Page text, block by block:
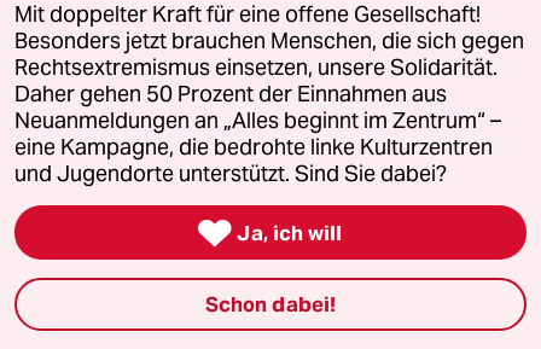
2 Streit um Rente mit 63
Passgenauer Populismus
3 Die Wahrheit
56 Millionen Deutsche sind betroffen
Mit doppelter Kraft für eine offene Gesellschaft!
Besonders jetzt brauchen Menschen, die sich gegen
Rechtsextremismus einsetzen, unsere Solidarität.
Daher gehen 50 Prozent der Einnahmen aus
Neuanmeldungen an „Alles beginnt im Zentrum“ –
eine Kampagne, die bedrohte linke Kulturzentren
und Jugendorte unterstützt. Sind Sie dabei?
 Ja, ich will
Schon dabei!